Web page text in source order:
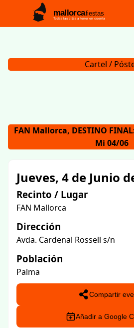
mallorcafiestas
Todas las citas a tener en cuenta
Cartel /
FAN Mallorca, DESTINO
Mi 04/06
Jueves, 4 de Junio
Recinto / Lugar
FAN Mallorca
Dirección
Avda. Cardenal Rossell s/n
Población
Palma
Compartir
Añadir a Google